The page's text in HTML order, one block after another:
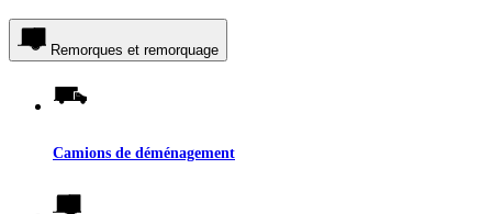
Remorques et remorquage
Camions de déménagement